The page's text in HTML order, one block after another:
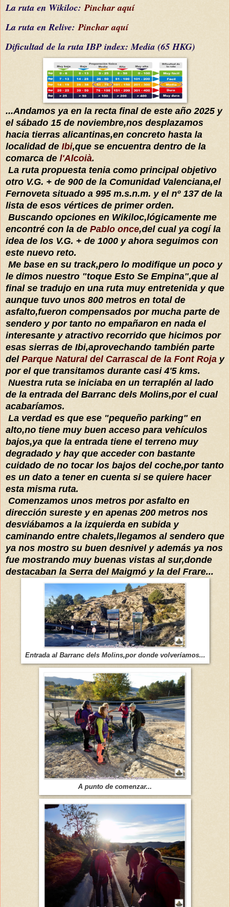
La ruta en Wikiloc:Pinchar aquí
La ruta en Relive:Pinchar aquí
Dificultadde la ruta IBP index: Media (65 HKG)
...Andamos ya en la recta final de este año 2025 y
el sábado 15 de noviembre,nos desplazamos
hacia tierras alicantinas,en concreto hasta la
localidad de Ibi,que se encuentra dentro de la
comarca de l'Alcoià.
La ruta propuesta tenia como principal objetivo
otro V.G. + de 900 de la Comunidad Valenciana,el
Fernoveta situado a 995 m.s.n.m. y el nº 137 de la
lista de esos vértices de primer orden.
Buscando opciones en Wikiloc,lógicamente me
encontré con la de Pablo once,del cual ya cogí la
idea de los V.G. + de 1000 y ahora seguimos con
este nuevo reto.
Me base en su track,pero lo modifique un poco y
le dimos nuestro "toque Esto Se Empina",que al
final se tradujo en una ruta muy entretenida y que
aunque tuvo unos 800 metros en total de
asfalto,fueron compensados por mucha parte de
sendero y por tanto no empañaron en nada el
interesante y atractivo recorrido que hicimos por
esas sierras de Ibi,aprovechando también parte
del Parque Natural del Carrascal de la Font Roja y
por el que transitamos durante casi 4'5 kms.
Nuestra ruta se iniciaba en un terraplén al lado
de la entrada del Barranc dels Molins,por el cual
acabaríamos.
La verdad es que ese "pequeño parking" en
alto,no tiene muy buen acceso para vehículos
bajos,ya que la entrada tiene el terreno muy
degradado y hay que acceder con bastante
cuidado de no tocar los bajos del coche,por tanto
es un dato a tener en cuenta si se quiere hacer
esta misma ruta.
Comenzamos unos metros por asfalto en
dirección sureste y en apenas 200 metros nos
desviábamos a la izquierda en subida y
caminando entre chalets,llegamos al sendero que
ya nos mostro su buen desnivel y además ya nos
fue mostrando muy buenas vistas al sur,donde
destacaban la Serra del Maigmó y la del Frare...
Entrada al Barranc dels Molins,por donde volveríamos...
A punto de comenzar...